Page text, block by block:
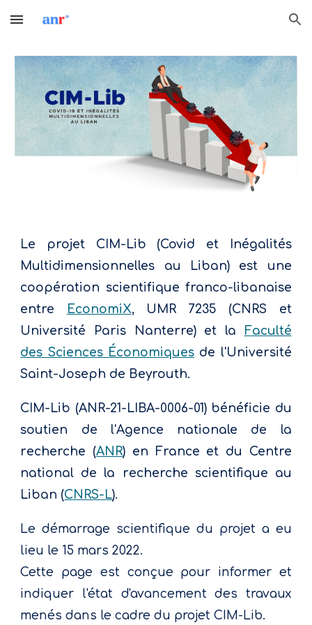
Skip to main content Skip to navigation
Le projet CIM-Lib (Covid et Inégalités
Multidimensionnelles au Liban) est une
coopération scientifique franco-libanaise
entre
EconomiX, UMR 7235 (CNRS et
Université Paris Nanterre) et la Faculté
des Sciences Économiques de l'Université
Saint-Joseph de Beyrouth.
CIM-Lib (ANR-21-LIBA-0006-01) bénéficie du
soutien de l'Agence nationale de la
recherche (ANR) en France et du
Centre
national de la
recherche scientifique au
Liban (CNRS-L).
Le démarrage scientifique du projet a eu
lieu le 15 mars 2022.
Cette page est conçue pour informer et
indiquer l'état d'avancement des travaux
menés dans le cadre du projet CIM-Lib.